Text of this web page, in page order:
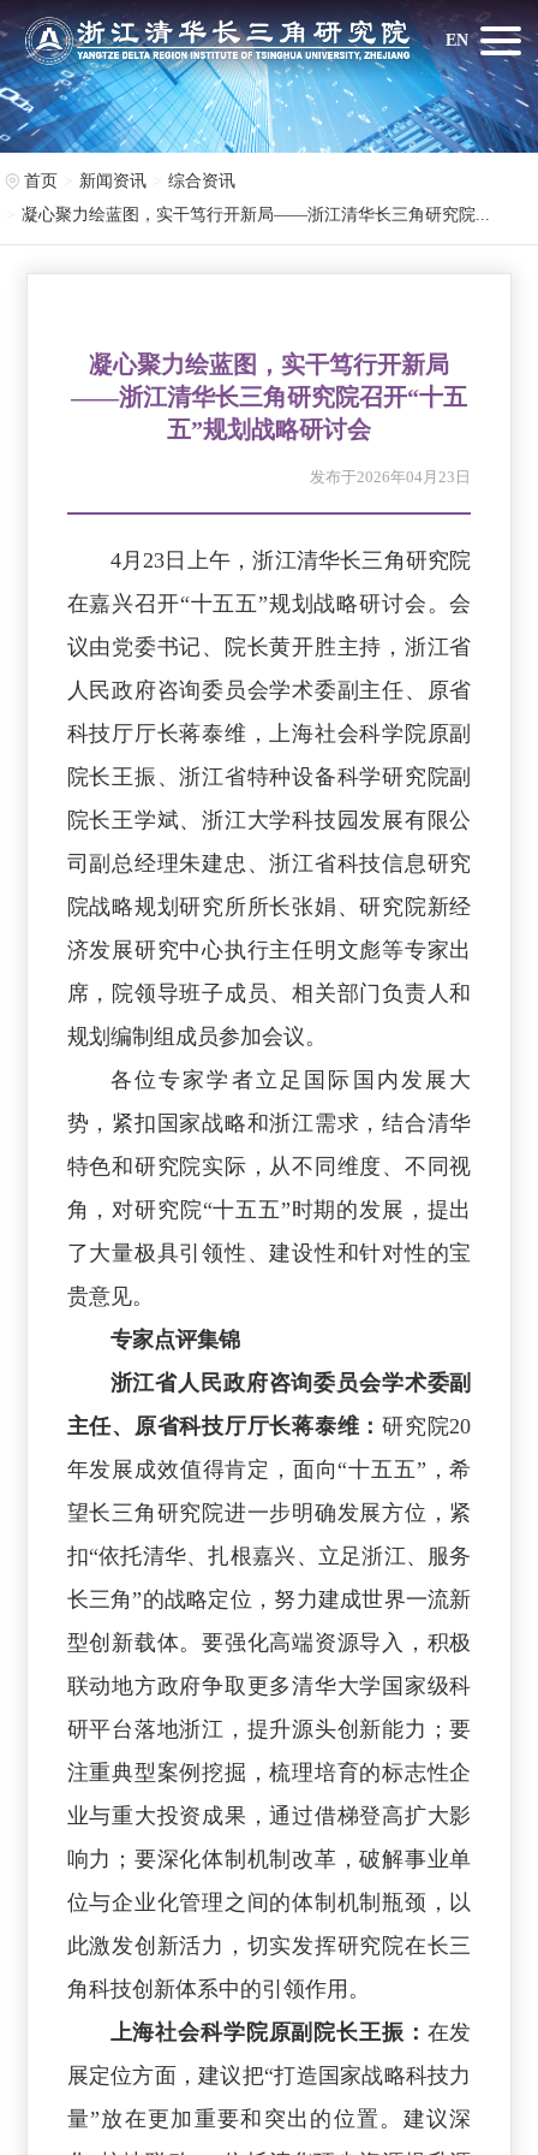
EN
首页 新闻资讯
综合资讯
凝心聚力绘蓝图，实干笃行开新局——浙江清华长三角研究院...
凝心聚力绘蓝图，实干笃行开新局
——浙江清华长三角研究院召开“十五
五”规划战略研讨会
发布于2026年04月23日
4月23日上午，浙江清华长三角研究院
在嘉兴召开“十五五”规划战略研讨会。会
议由党委书记、院长黄开胜主持，浙江省
人民政府咨询委员会学术委副主任、原省
科技厅厅长蒋泰维，上海社会科学院原副
院长王振、浙江省特种设备科学研究院副
院长王学斌、浙江大学科技园发展有限公
司副总经理朱建忠、浙江省科技信息研究
院战略规划研究所所长张娟、研究院新经
济发展研究中心执行主任明文彪等专家出
席，院领导班子成员、相关部门负责人和
规划编制组成员参加会议。
各位专家学者立足国际国内发展大
势，紧扣国家战略和浙江需求，结合清华
特色和研究院实际，从不同维度、不同视
角，对研究院“十五五”时期的发展，提出
了大量极具引领性、建设性和针对性的宝
贵意见。
专家点评集锦
浙江省人民政府咨询委员会学术委副
主任、原省科技厅厅长蒋泰维：研究院20
年发展成效值得肯定，面向“十五五”，希
望长三角研究院进一步明确发展方位，紧
扣“依托清华、扎根嘉兴、立足浙江、服务
长三角”的战略定位，努力建成世界一流新
型创新载体。要强化高端资源导入，积极
联动地方政府争取更多清华大学国家级科
研平台落地浙江，提升源头创新能力；要
注重典型案例挖掘，梳理培育的标志性企
业与重大投资成果，通过借梯登高扩大影
响力；要深化体制机制改革，破解事业单
位与企业化管理之间的体制机制瓶颈，以
此激发创新活力，切实发挥研究院在长三
角科技创新体系中的引领作用。
上海社会科学院原副院长王振： 在发
展定位方面，建议把“打造国家战略科技力
量”放在更加重要和突出的位置。建议深